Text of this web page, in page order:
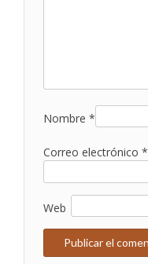
Nombre *
Correo electrónico *
Web